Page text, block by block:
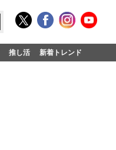
推し活 新着トレンド